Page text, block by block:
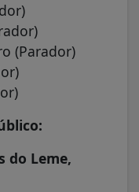
(Parador)
do Leme,